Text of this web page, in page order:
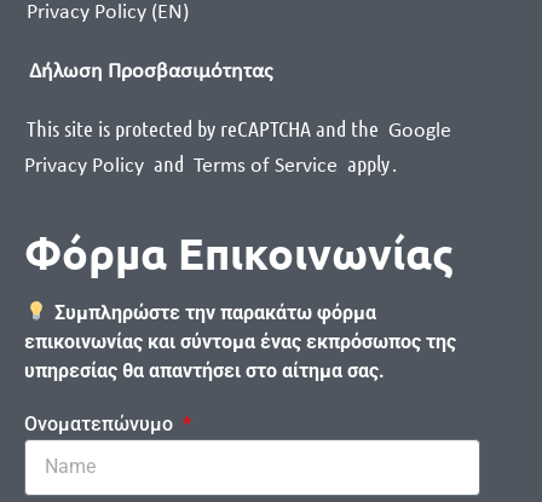
Privacy Policy (EN)
Δήλωση Προσβασιμότητας
This site is protected by reCAPTCHA and the Google
Privacy Policy and Terms of Service apply.
Φόρμα Επικοινωνίας
Συμπληρώστε την παρακάτω φόρμα
επικοινωνίας και σύντομα ένας εκπρόσωπος της
υπηρεσίας θα απαντήσει στο αίτημα σας.
Ονοματεπώνυμο